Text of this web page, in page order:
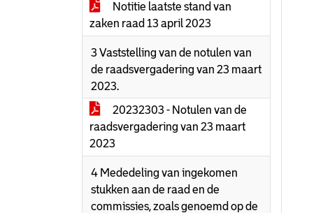
Notitie laatste stand van
zaken raad 13 april 2023
3 Vaststelling van de notulen van
de raadsvergadering van 23 maart
2023.
20232303 - Notulen van de
raadsvergadering van 23 maart
2023
4 Mededeling van ingekomen
stukken aan de raad en de
commissies, zoals genoemd op de